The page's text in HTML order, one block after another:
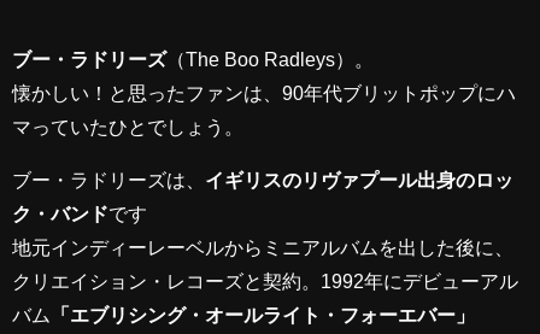
ブー・ラドリーズ（The Boo Radleys）。
懐かしい！と思ったファンは、90年代ブリットポップにハ
マっていたひとでしょう。
ブー・ラドリーズは、 イギリスのリヴァプール出身のロッ
ク・バンドです
地元インディーレーベルからミニアルバムを出した後に、
クリエイション・レコーズと契約。1992年にデビューアル
バム
「エブリシング・オールライト・フォーエバー」